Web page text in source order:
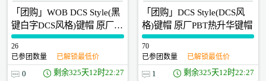
「团购」WOB DCS Style(黑
键白字DCS风格)键帽 原厂
PBT热升华键帽
26
已参团数量
已解锁最低价
0 剩余325天12时22:26
「团购」DCS Style(DCS风
格)键帽 原厂PBT热升华键帽
70
已参团数量
已解锁最低价
1 剩余325天12时22:26